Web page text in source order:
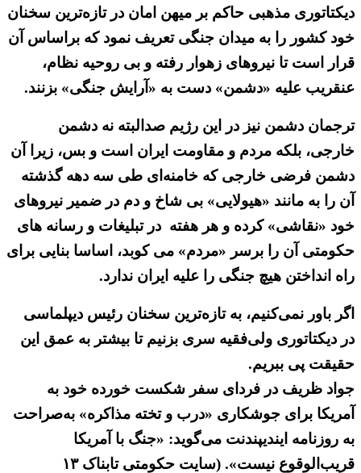
دیکتاتوری مذهبی حاکم بر میهن امان در تازه‌ترین سخنان
خود کشور را به میدان جنگی تعریف نمود که براساس آن
قرار است تا نیروهای زهوار رفته و بی روحیه نظام،
عنقریب علیه «دشمن» دست به «آرایش جنگی» بزنند.
ترجمان دشمن نیز در این رژیم صدالبته نه دشمن
خارجی، بلکه مردم و مقاومت ایران است و بس، زیرا آن
دشمن فرضی خارجی که خامنه‌ای طی سه دهه گذشته
آن را به مانند «هیولایی» بی شاخ و دم در ضمیر نیروهای
خود «نقاشی» کرده و هر هفته در تبلیغات و رسانه های
حکومتی آن را برسر «مردم» می کوبد، اساسا بنایی برای
راه انداختن هیچ جنگی را علیه ایران ندارد.
اگر باور نمی‌کنیم، به تازه‌ترین سخنان رئیس دیپلماسی
در دیکتاتوری ولی‌فقیه سری بزنیم تا بیشتر به عمق این
حقیقت پی ببریم.
جواد ظریف در فردای سفر شکست خورده خود به
آمریکا برای جوشکاری «درب و تخته مذاکره» به‌صراحت
به روزنامه ایندیپندنت می‌گوید: «جنگ با آمریکا
قریب‌الوقوع نیست». (سایت حکومتی تابناک ۱۳